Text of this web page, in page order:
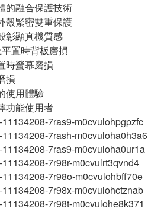
的融合保護技術
殼緊密雙重保護
彰顯真機質感
置時背板磨損
時螢幕磨損
損
使用體驗
功能使用者
7ras9-m0cvulohpgpzfc
7rash-m0cvuloha0h3a6
7ras9-m0cvuloha0ur1a
7r98r-m0cvulrt3qvnd4
7r98o-m0cvulohbff70e
7r98x-m0cvulohctznab
7r98t-m0cvulohe8k371